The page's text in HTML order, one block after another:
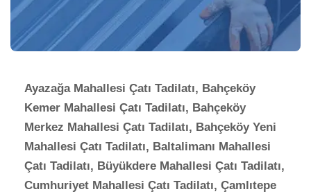
Ayazağa Mahallesi Çatı Tadilatı, Bahçeköy
Kemer Mahallesi Çatı Tadilatı, Bahçeköy
Merkez Mahallesi Çatı Tadilatı, Bahçeköy Yeni
Mahallesi Çatı Tadilatı, Baltalimanı Mahallesi
Çatı Tadilatı, Büyükdere Mahallesi Çatı Tadilatı,
Cumhuriyet Mahallesi Çatı Tadilatı, Çamlıtepe